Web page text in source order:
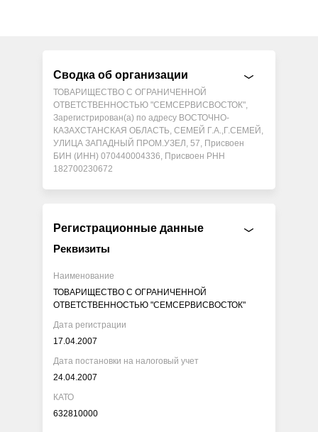
Сводка об организации
ТОВАРИЩЕСТВО С ОГРАНИЧЕННОЙ
ОТВЕТСТВЕННОСТЬЮ "СЕМСЕРВИСВОСТОК",
Зарегистрирован(а) по адресу ВОСТОЧНО-
КАЗАХСТАНСКАЯ ОБЛАСТЬ, СЕМЕЙ Г.А.,Г.СЕМЕЙ,
УЛИЦА ЗАПАДНЫЙ ПРОМ.УЗЕЛ, 57, Присвоен
БИН (ИНН) 070440004336, Присвоен РНН
182700230672
Регистрационные данные
Реквизиты
Наименование
ТОВАРИЩЕСТВО С ОГРАНИЧЕННОЙ
ОТВЕТСТВЕННОСТЬЮ "СЕМСЕРВИСВОСТОК"
Дата регистрации
17.04.2007
Дата постановки на налоговый учет
24.04.2007
КАТО
632810000